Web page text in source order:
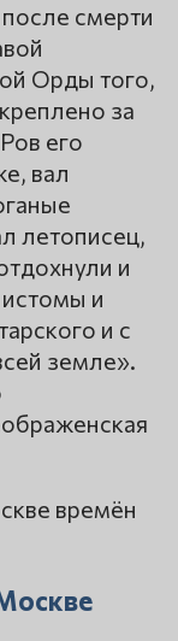
смерти
Орды того,
за
его
вал
летописец,
и
и
и с
земле».